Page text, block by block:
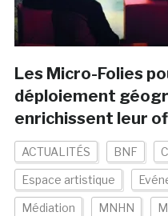
Les Micro-Folies
déploiement
enrichissent leur
ACTUALITÉS BNF
Espace artistique
Médiation MNHN